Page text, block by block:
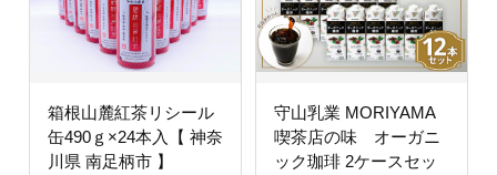
箱根山麓紅茶リシール
缶490ｇ×24本入【 神奈
川県 南足柄市 】
守山乳業 MORIYAMA
喫茶店の味 オーガニ
ック珈琲 2ケースセッ